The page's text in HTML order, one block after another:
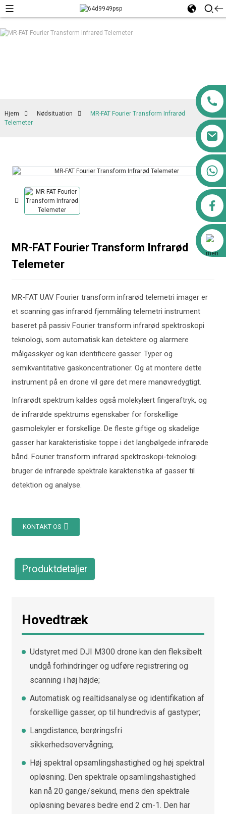
+8613911556761
Hjem Nødsituation
MR-FAT Fourier Transform Infrarød
Telemeter
MR-FAT Fourier Transform Infrarød
Telemeter
MR-FAT UAV Fourier transform infrarød telemetri imager er
et scanning gas infrarød fjernmåling telemetri instrument
baseret på passiv Fourier transform infrarød spektroskopi
teknologi, som automatisk kan detektere og alarmere
målgasskyer og kan identificere gasser. Typer og
semikvantitative gaskoncentrationer. Og at montere dette
instrument på en drone vil gøre det mere manøvredygtigt.
Infrarødt spektrum kaldes også molekylært fingeraftryk, og
de infrarøde spektrums egenskaber for forskellige
gasmolekyler er forskellige. De fleste giftige og skadelige
gasser har karakteristiske toppe i det langbølgede infrarøde
bånd. Fourier transform infrarød spektroskopi-teknologi
bruger de infrarøde spektrale karakteristika af gasser til
detektion og analyse.
KONTAKT OS
Produktdetaljer
Hovedtræk
Udstyret med DJI M300 drone kan den fleksibelt
undgå forhindringer og udføre registrering og
scanning i høj højde;
Automatisk og realtidsanalyse og identifikation af
forskellige gasser, op til hundredvis af gastyper;
Langdistance, berøringsfri
sikkerhedsovervågning;
Høj spektral opsamlingshastighed og høj spektral
opløsning. Den spektrale opsamlingshastighed
kan nå 20 gange/sekund, mens den spektrale
opløsning bevares bedre end 2 cm-1. Den har